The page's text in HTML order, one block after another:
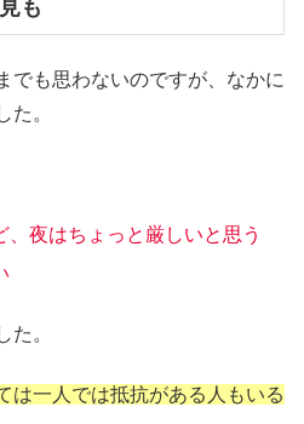
も
でも思わないのですが、なかに
た。
、夜はちょっと厳しいと思う
た。
は一人では抵抗がある人もいる